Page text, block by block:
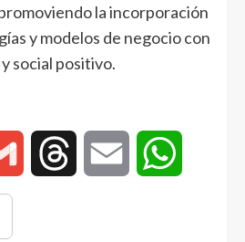
la incorporación
y modelos de negocio con
social positivo.
Gmail Threads Email